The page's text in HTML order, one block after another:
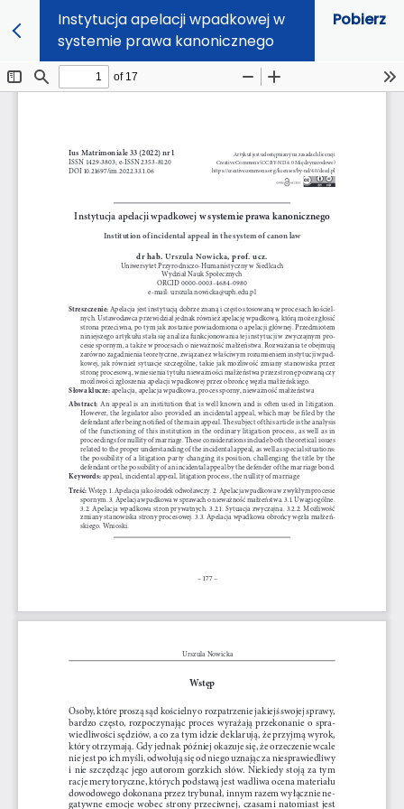
Instytucja apelacji wpadkowej w
systemie prawa kanonicznego
Pobierz